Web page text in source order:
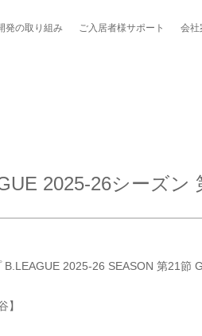
発の取り組み ご入居者様サポート 会社
2025-26シーズン
B.LEAGUE 2025-26 SEASON 第21節
】